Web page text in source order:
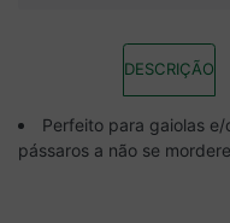
DESCRIÇÃO
Perfeito para gaiolas
pássaros a não se